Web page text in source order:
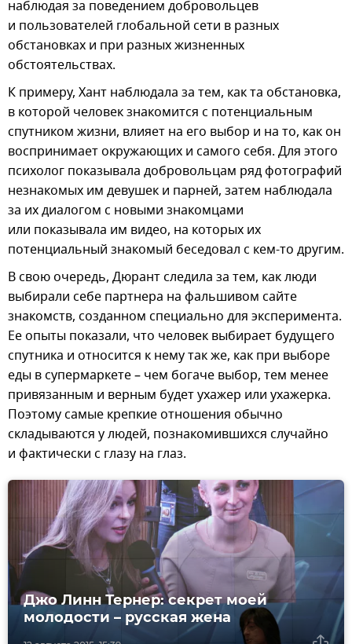
наблюдая за поведением добровольцев
и пользователей глобальной сети в разных
обстановках и при разных жизненных
обстоятельствах.
К примеру, Хант наблюдала за тем, как та обстановка,
в которой человек знакомится с потенциальным
спутником жизни, влияет на его выбор и на то, как он
воспринимает окружающих и самого себя. Для этого
психолог показывала добровольцам ряд фотографий
незнакомых им девушек и парней, затем наблюдала
за их диалогом с новыми знакомцами
или показывала им видео, на которых их
потенциальный знакомый беседовал с кем-то другим.
В свою очередь, Дюрант следила за тем, как люди
выбирали себе партнера на фальшивом сайте
знакомств, созданном специально для эксперимента.
Ее опыты показали, что человек выбирает будущего
спутника и относится к нему так же, как при выборе
еды в супермаркете – чем богаче выбор, тем менее
привязанным и верным будет ухажер или ухажерка.
Поэтому самые крепкие отношения обычно
складываются у людей, познакомившихся случайно
и фактически с глазу на глаз.
Джо Линн Тернер: секрет моей
молодости – русская жена